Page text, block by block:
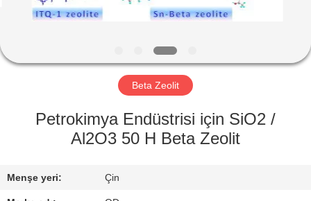
FABRIKA
TURU
KALITE
KONTROL
BIZE
Beta Zeolit
Petrokimya Endüstrisi için SiO2 /
Al2O3 50 H Beta Zeolit
Menşe yeri: Çin